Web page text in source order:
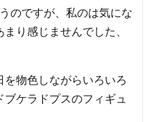
のですが、私のは気にな
り感じませんでした、
物色しながらいろいろ
ケラドプスのフィギュ